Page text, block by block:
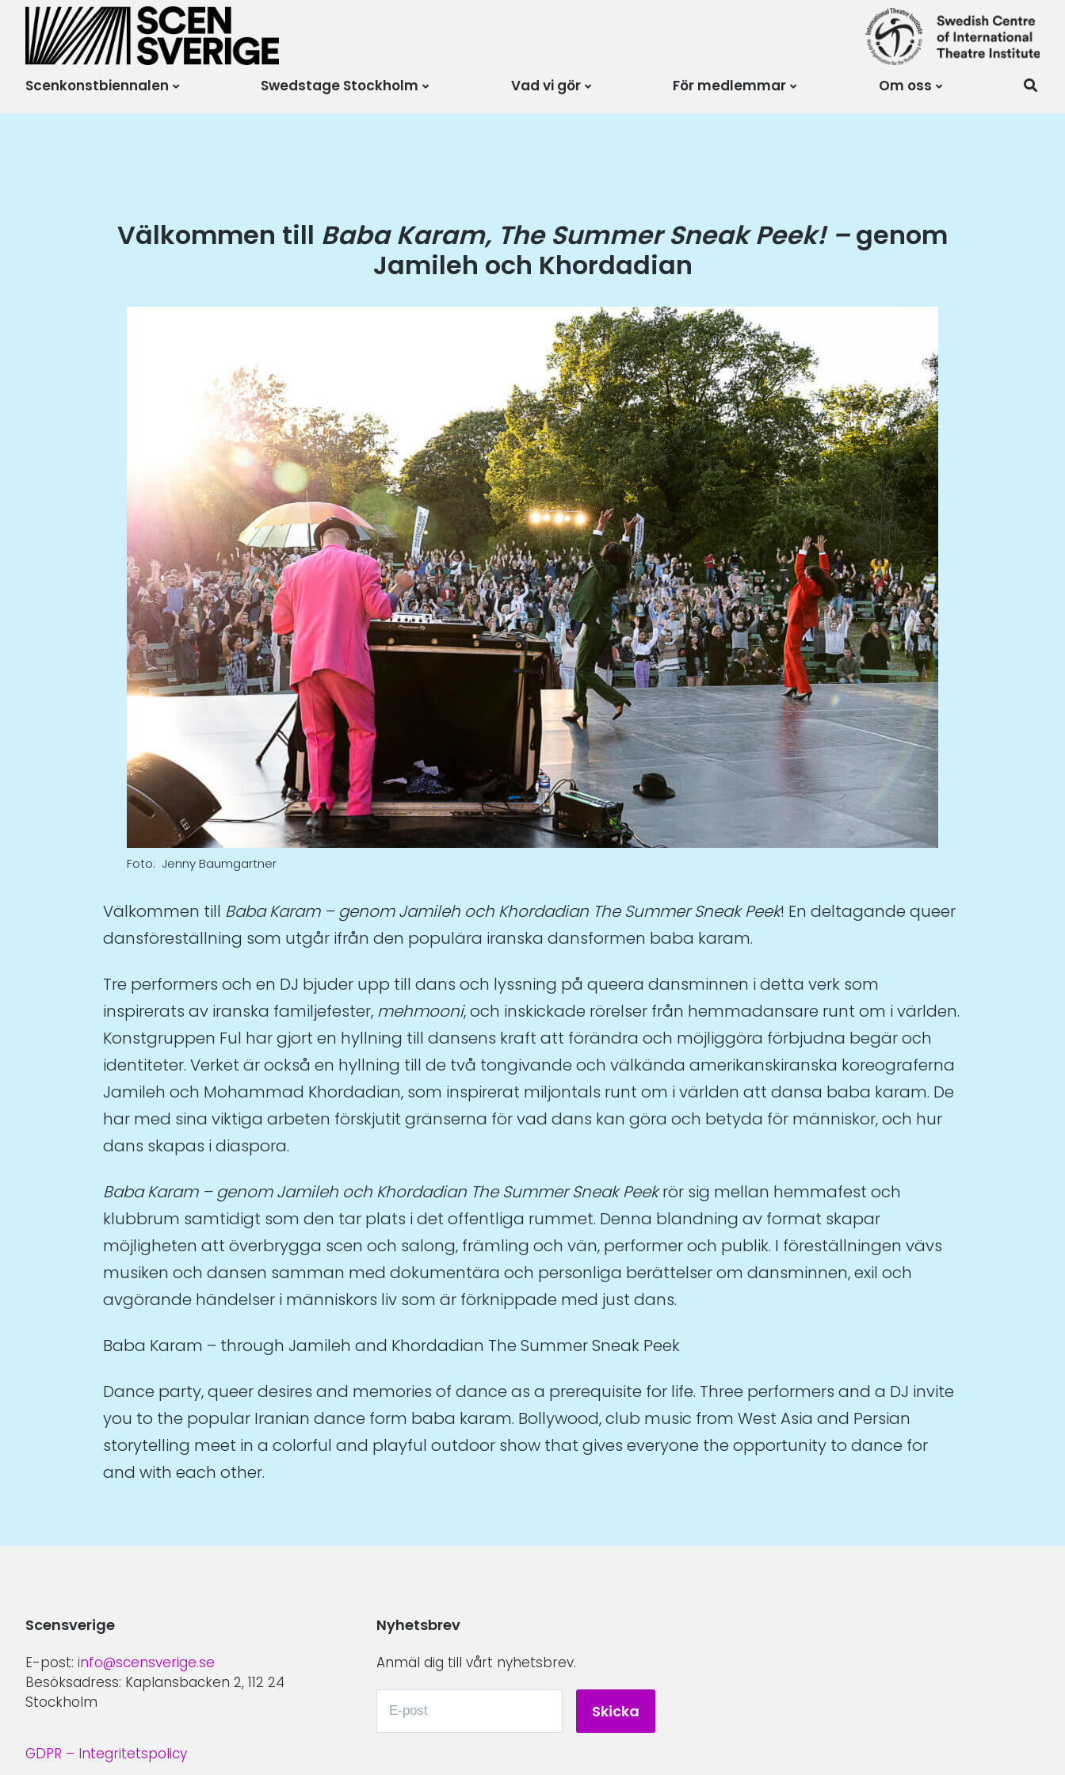
Scensverige
Mötesplats för svensk
och internationell
scenkonst
Scenkonstbiennalen Swedstage Stockholm Vad vi gör För medlemmar Om oss
Välkommen till Baba Karam, The Summer Sneak Peek! –genom
Jamileh och Khordadian
Foto: Jenny Baumgartner
Välkommen till Baba Karam – genom Jamileh och Khordadian The Summer Sneak Peek! En deltagande queer
dansföreställning som utgår ifrån den populära iranska dansformen baba karam.
Tre performers och en DJ bjuder upp till dans och lyssning på queera dansminnen i detta verk som
inspirerats av iranska familjefester, mehmooni, och inskickade rörelser från hemmadansare runt om i världen.
Konstgruppen Ful har gjort en hyllning till dansens kraft att förändra och möjliggöra förbjudna begär och
identiteter. Verket är också en hyllning till de två tongivande och välkända amerikanskiranska koreograferna
Jamileh och Mohammad Khordadian, som inspirerat miljontals runt om i världen att dansa baba karam. De
har med sina viktiga arbeten förskjutit gränserna för vad dans kan göra och betyda för människor, och hur
dans skapas i diaspora.
Baba Karam – genom Jamileh och Khordadian The Summer Sneak Peekrör sig mellan hemmafest och
klubbrum samtidigt som den tar plats i det offentliga rummet. Denna blandning av format skapar
möjligheten att överbrygga scen och salong, främling och vän, performer och publik. I föreställningen vävs
musiken och dansen samman med dokumentära och personliga berättelser om dansminnen, exil och
avgörande händelser i människors liv som är förknippade med just dans.
Baba Karam – through Jamileh and Khordadian The Summer Sneak Peek
Dance party, queer desires and memories of dance as a prerequisite for life. Three performers and a DJ invite
you to the popular Iranian dance form baba karam. Bollywood, club music from West Asia and Persian
storytelling meet in a colorful and playful outdoor show that gives everyone the opportunity to dance for
and with each other.
Scensverige
E-post: info@scensverige.se
Besöksadress: Kaplansbacken 2, 112 24
Stockholm
GDPR – Integritetspolicy
Nyhetsbrev
Anmäl dig till vårt nyhetsbrev.